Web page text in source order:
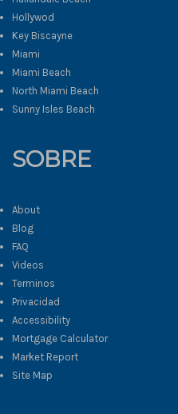
Hollywod
Key Biscayne
Miami
Miami Beach
North Miami Beach
Sunny Isles Beach
SOBRE
About
Blog
FAQ
Videos
Terminos
Privacidad
Accessibility
Mortgage Calculator
Market Report
Site Map